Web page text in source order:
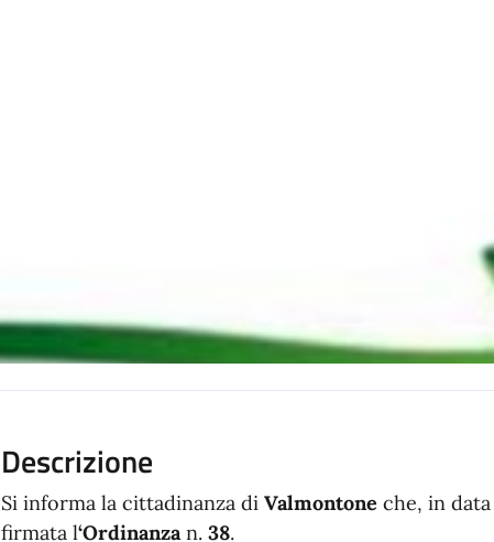
Descrizione
Si informa la cittadinanza di Valmontone che, in data
firmata l‘Ordinanzan. 38.